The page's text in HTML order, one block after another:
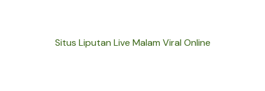
Situs Liputan Live Malam Viral Online